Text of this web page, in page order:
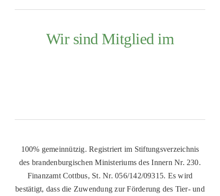
Wir sind Mitglied im
100% gemeinnützig. Registriert im Stiftungsverzeichnis
des brandenburgischen Ministeriums des Innern Nr. 230.
Finanzamt Cottbus, St. Nr. 056/142/09315. Es wird
bestätigt, dass die Zuwendung zur Förderung des Tier- und